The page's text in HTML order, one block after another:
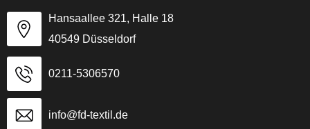
Hansaallee 321, Halle 18
40549 Düsseldorf
0211-5306570
info@fd-textil.de